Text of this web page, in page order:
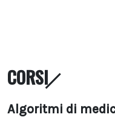
CORSI
Algoritmi di